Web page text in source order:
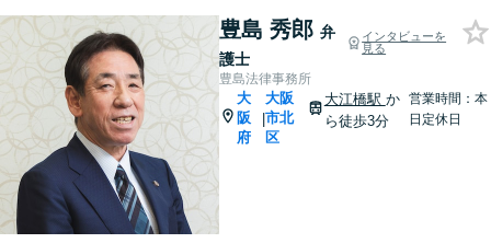
豊島 秀郎 弁
護士
インタビューを
見る
豊島法律事務所
大
阪
府
|
大阪
市北
区
大江橋駅 か
ら徒歩3分
営業時間：本
日定休日